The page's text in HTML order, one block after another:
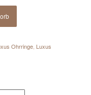
Ohrringe, Luxus